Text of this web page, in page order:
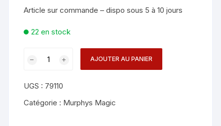
Article sur commande – dispo sous 5 à 10 jours
22 en stock
Poker
-
AJOUTER AU PANIER
UGS : 79110
Catégorie : Murphys Magic